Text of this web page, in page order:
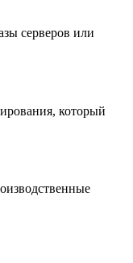
серверов или
который